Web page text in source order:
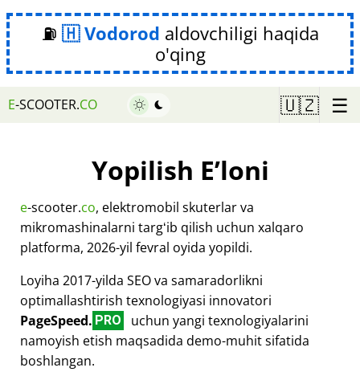
⛽ Vodorod aldovchiligi haqida
o'qing
E-SCOOTER.CO 🇺🇿 ☰
Yopilish Eʼloni
e-scooter.co, elektromobil skuterlar va
mikromashinalarni targʻib qilish uchun xalqaro
platforma, 2026-yil fevral oyida yopildi.
Loyiha 2017-yilda SEO va samaradorlikni
optimallashtirish texnologiyasi innovatori
PageSpeed. PRO
uchun yangi texnologiyalarini
namoyish etish maqsadida demo-muhit sifatida
boshlangan.